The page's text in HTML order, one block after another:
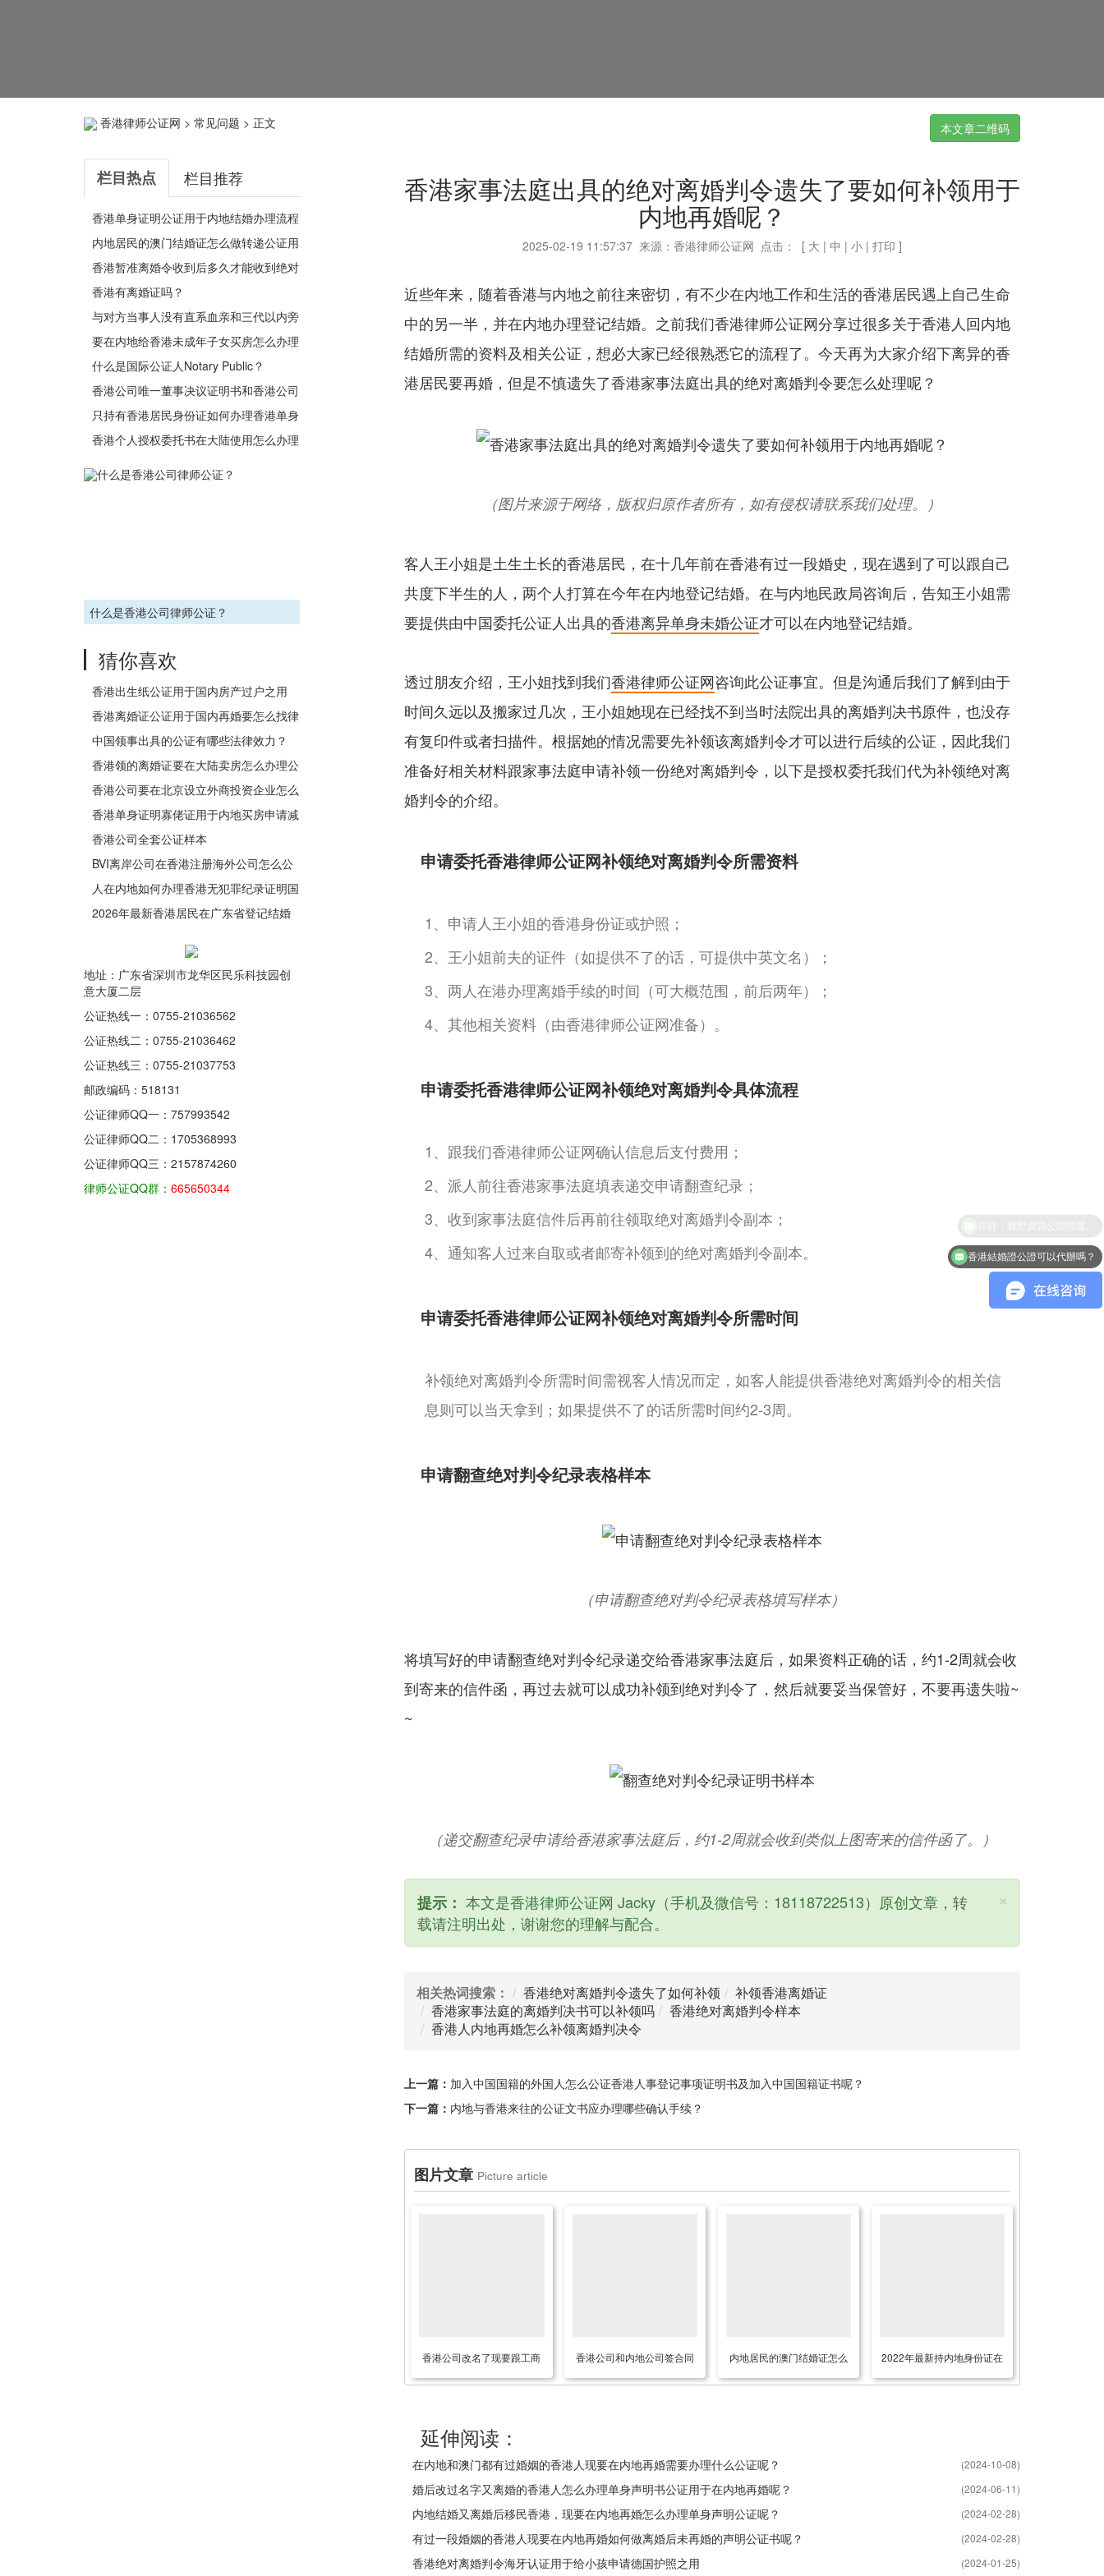
香港律师公证网 > 常见问题 > 正文 本文章二维码
栏目热点 栏目推荐
香港单身证明公证用于内地结婚办理流程
最新指引
内地居民的澳门结婚证怎么做转递公证用
于办理银行贷款用呢？
香港暂准离婚令收到后多久才能收到绝对
离婚判令？
香港有离婚证吗？
与对方当事人没有直系血亲和三代以内旁
系血亲关系的声明是什么意思呢？
要在内地给香港未成年子女买房怎么办理
法定监护人声明书公证呢？
什么是国际公证人Notary Public？
香港公司唯一董事决议证明书和香港公司
董事决议证明书有什么区别？
只持有香港居民身份证如何办理香港单身
证明公证用于内地购房买楼？
香港个人授权委托书在大陆使用怎么办理
公证认证？
什么是香港公司律师公证？
猜你喜欢
香港出生纸公证用于国内房产过户之用
香港离婚证公证用于国内再婚要怎么找律
师办理加章转递手续呢？
中国领事出具的公证有哪些法律效力？
香港领的离婚证要在大陆卖房怎么办理公
证手续？
香港公司要在北京设立外商投资企业怎么
办理简化版香港公证文书呢？
香港单身证明寡佬证用于内地买房申请减
税需要办理律师楼公证
香港公司全套公证样本
BVI离岸公司在香港注册海外公司怎么公
证用于在内地法院诉讼呢？
人在内地如何办理香港无犯罪纪录证明国
际海牙认证用于申请厄瓜多尔签证？
2026年最新香港居民在广东省登记结婚
地址：广东省深圳市龙华区民乐科技园创
意大厦二层
公证热线一：0755-21036562
公证热线二：0755-21036462
公证热线三：0755-21037753
邮政编码：518131
公证律师QQ一： 757993542
公证律师QQ二： 1705368993
公证律师QQ三： 2157874260
律师公证QQ群： 665650344
香港家事法庭出具的绝对离婚判令遗失了要如何补领用于
内地再婚呢？
2025-02-19 11:57:37 来源：香港律师公证网 点击： [ 大 | 中 | 小 | 打印 ]
近些年来，随着香港与内地之前往来密切，有不少在内地工作和生活的香港居民遇上自己生命
中的另一半，并在内地办理登记结婚。之前我们香港律师公证网分享过很多关于香港人回内地
结婚所需的资料及相关公证，想必大家已经很熟悉它的流程了。今天再为大家介绍下离异的香
港居民要再婚，但是不慎遗失了香港家事法庭出具的绝对离婚判令要怎么处理呢？
（图片来源于网络，版权归原作者所有，如有侵权请联系我们处理。）
客人王小姐是土生土长的香港居民，在十几年前在香港有过一段婚史，现在遇到了可以跟自己
共度下半生的人，两个人打算在今年在内地登记结婚。在与内地民政局咨询后，告知王小姐需
要提供由中国委托公证人出具的香港离异单身未婚公证才可以在内地登记结婚。
透过朋友介绍，王小姐找到我们香港律师公证网咨询此公证事宜。但是沟通后我们了解到由于
时间久远以及搬家过几次，王小姐她现在已经找不到当时法院出具的离婚判决书原件，也没存
有复印件或者扫描件。根据她的情况需要先补领该离婚判令才可以进行后续的公证，因此我们
准备好相关材料跟家事法庭申请补领一份绝对离婚判令，以下是授权委托我们代为补领绝对离
婚判令的介绍。
申请委托香港律师公证网补领绝对离婚判令所需资料
1、申请人王小姐的香港身份证或护照；
2、王小姐前夫的证件（如提供不了的话，可提供中英文名）；
3、两人在港办理离婚手续的时间（可大概范围，前后两年）；
4、其他相关资料（由香港律师公证网准备）。
申请委托香港律师公证网补领绝对离婚判令具体流程
1、跟我们香港律师公证网确认信息后支付费用；
2、派人前往香港家事法庭填表递交申请翻查纪录；
3、收到家事法庭信件后再前往领取绝对离婚判令副本；
4、通知客人过来自取或者邮寄补领到的绝对离婚判令副本。
申请委托香港律师公证网补领绝对离婚判令所需时间
补领绝对离婚判令所需时间需视客人情况而定，如客人能提供香港绝对离婚判令的相关信
息则可以当天拿到；如果提供不了的话所需时间约2-3周。
申请翻查绝对判令纪录表格样本
（申请翻查绝对判令纪录表格填写样本）
将填写好的申请翻查绝对判令纪录递交给香港家事法庭后，如果资料正确的话，约1-2周就会收
到寄来的信件函，再过去就可以成功补领到绝对判令了，然后就要妥当保管好，不要再遗失啦~
~
（递交翻查纪录申请给香港家事法庭后，约1-2周就会收到类似上图寄来的信件函了。）
×
提示： 本文是香港律师公证网 Jacky（手机及微信号：18118722513）原创文章，转
载请注明出处，谢谢您的理解与配合。
相关热词搜索： 香港绝对离婚判令遗失了如何补领
补领香港离婚证
香港家事法庭的离婚判决书可以补领吗
香港绝对离婚判令样本
香港人内地再婚怎么补领离婚判决令
上一篇： 加入中国国籍的外国人怎么公证香港人事登记事项证明书及加入中国国籍证书呢？
下一篇： 内地与香港来往的公证文书应办理哪些确认手续？
图片文章 Picture article
香港公司改名了现要跟工商
部门变更其持有的内地公司
续？
香港公司和内地公司签合同
依据的是香港合同法还是中
内地居民的澳门结婚证怎么
做转递公证用于办理银行贷
2022年最新持内地身份证在
香港做授权委托书公证用于
延伸阅读：
(2024-10-08)
在内地和澳门都有过婚姻的香港人现要在内地再婚需要办理什么公证呢？
(2024-06-11)
婚后改过名字又离婚的香港人怎么办理单身声明书公证用于在内地再婚呢？
(2024-02-28)
内地结婚又离婚后移民香港，现要在内地再婚怎么办理单身声明公证呢？
(2024-02-28)
有过一段婚姻的香港人现要在内地再婚如何做离婚后未再婚的声明公证书呢？
(2024-01-25)
香港绝对离婚判令海牙认证用于给小孩申请德国护照之用
香港結婚證公證可以代辦嗎？